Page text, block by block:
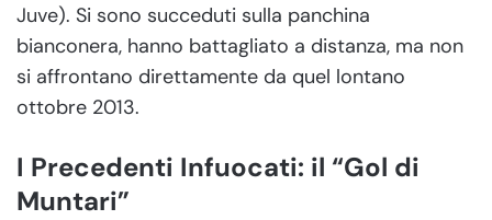
Juve). Si sono succeduti sulla panchina
bianconera, hanno battagliato a distanza, ma non
si affrontano direttamente da quel lontano
ottobre 2013.
I Precedenti Infuocati: il “Gol di
Muntari”